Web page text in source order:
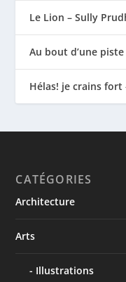
Le Lion – Sully
Au bout d’une
Hélas! je crains fort
CATÉGORIES
Architecture
Arts
Illustrations